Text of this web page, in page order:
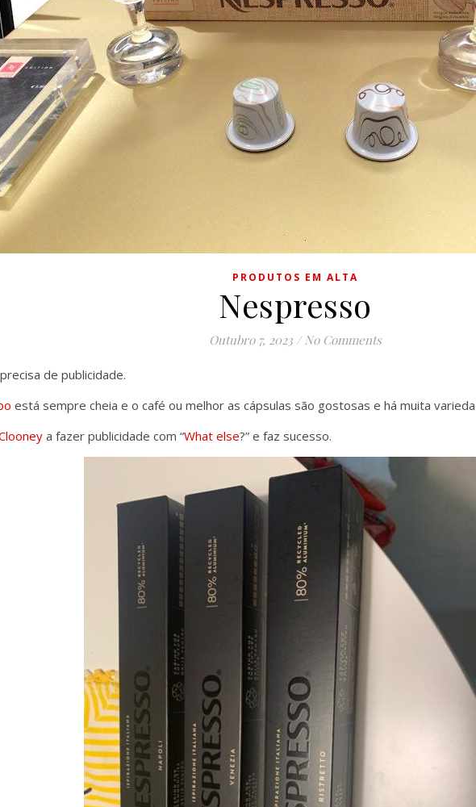
PRODUTOS EM ALTA
Nespresso
Outubro 7, 2023 / No Comments
de publicidade.
está sempre cheia e o café ou melhor as cápsulas são gostosas e há muita
a fazer publicidade com “What else?” e faz sucesso.